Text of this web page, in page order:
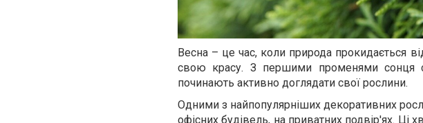
Весна – це час, коли природа прокидається
свою красу. З першими променями сонця
починають активно доглядати свої рослини.
Одними з найпопулярніших декоративних
офісних будівель, на приватних подвір'ях.